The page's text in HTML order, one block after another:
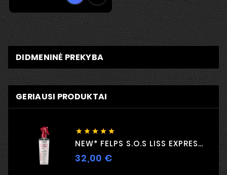
DIDMENINĖ PREKYBA
GERIAUSI PRODUKTAI
    
NEW* FELPS S.O.S LISS EXPRESS 230ML
32,00 €Kaina